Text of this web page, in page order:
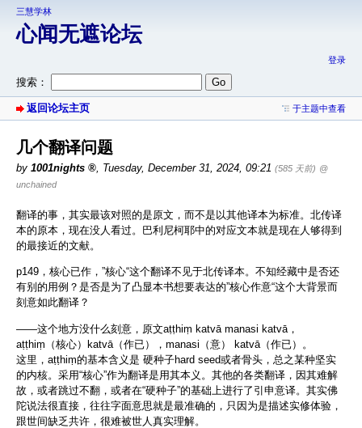
三慧学林
心闻无遮论坛
登录
搜索：
返回论坛主页 于主题中查看
几个翻译问题
by 1001nights , Tuesday, December 31, 2024, 09:21 (585 天前) @
unchained
翻译的事，其实最该对照的是原文，而不是以其他译本为标准。北传译
本的原本，现在没人看过。巴利尼柯耶中的对应文本就是现在人够得到
的最接近的文献。
p149，核心已作，”核心“这个翻译不见于北传译本。不知经藏中是否还
有别的用例？是否是为了凸显本书想要表达的”核心作意“这个大背景而
刻意如此翻译？
——这个地方没什么刻意，原文aṭṭhiṃ katvā manasi katvā，
aṭṭhiṃ（核心）katvā（作已），manasi（意） katvā（作已）。
这里，aṭṭhiṃ的基本含义是 硬种子hard seed或者骨头，总之某种坚实
的内核。采用“核心”作为翻译是用其本义。其他的各类翻译，因其难解
故，或者跳过不翻，或者在“硬种子”的基础上进行了引申意译。其实佛
陀说法很直接，往往字面意思就是最准确的，只因为是描述实修体验，
跟世间缺乏共许，很难被世人真实理解。